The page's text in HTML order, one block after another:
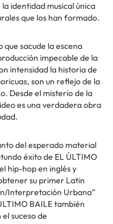
identidad musical única
que los han formado.
que sacude la escena
impecable de la
intensidad la historia de
son un reflejo de la
Desde el misterio de la
es una verdadera obra
del esperado material
éxito de EL ÚLTIMO
hip-hop en inglés y
su primer Latin
Interpretación Urbana”
BAILE también
suceso de